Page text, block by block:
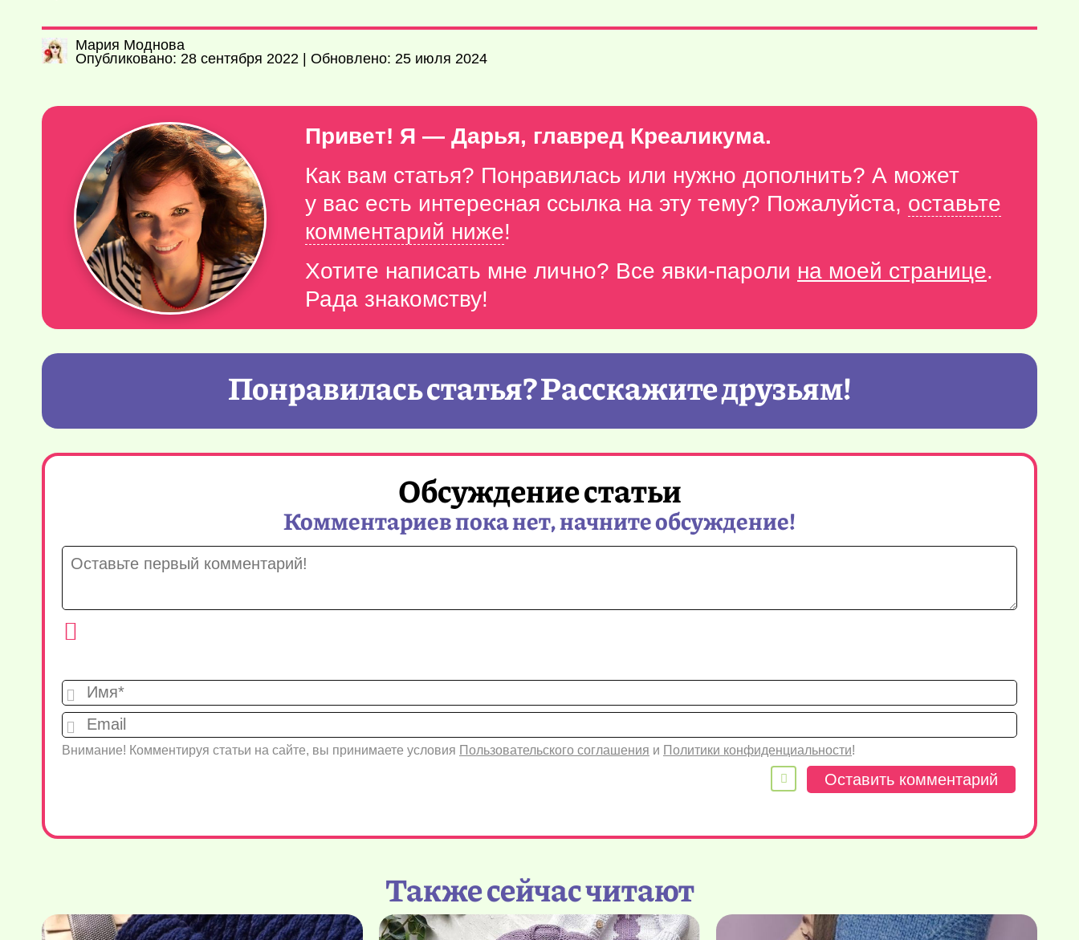
Мария Моднова
Опубликовано: 28 сентября 2022 | Обновлено: 25 июля 2024
Привет! Я — Дарья, главред Креаликума.
Как вам статья? Понравилась или нужно дополнить? А может
у вас есть интересная ссылка на эту тему? Пожалуйста, оставьте
комментарий ниже!
Хотите написать мне лично? Все явки-пароли на моей странице.
Рада знакомству!
Понравилась статья? Расскажите друзьям!
Обсуждение статьи
Комментариев пока нет, начните обсуждение!
Имя*
Email
Внимание! Комментируя статьи на сайте, вы принимаете условия Пользовательского соглашения и Политики конфиденциальности!
Также сейчас читают